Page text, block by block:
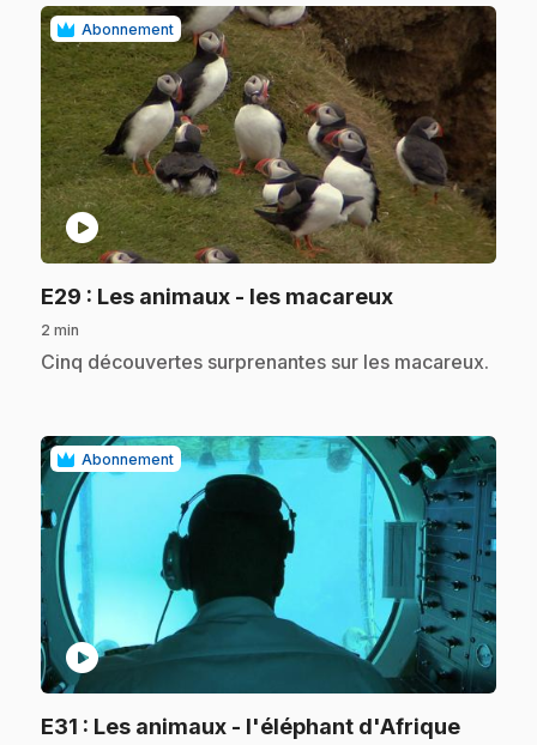
Abonnement
play_circle
E29 : Les animaux - les macareux.
2 min
.Cinq découvertes surprenantes sur les macareux.
Abonnement
play_circle
E31 : Les animaux - l'éléphant d'Afrique.